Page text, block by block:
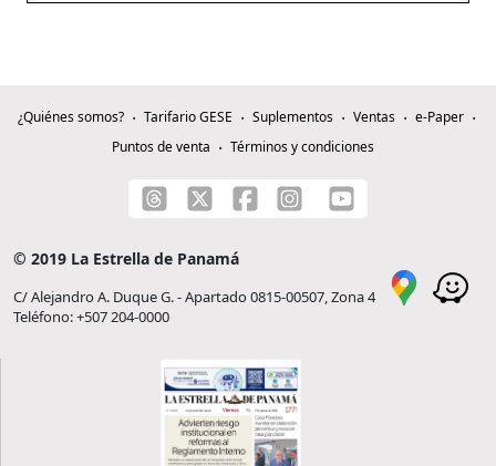
¿Quiénes somos? Tarifario GESE Suplementos Ventas
e-Paper
Puntos de venta
Términos y condiciones
© 2019 La Estrella de Panamá
C/ Alejandro A. Duque G. - Apartado 0815-00507, Zona 4
Teléfono: +507 204-0000